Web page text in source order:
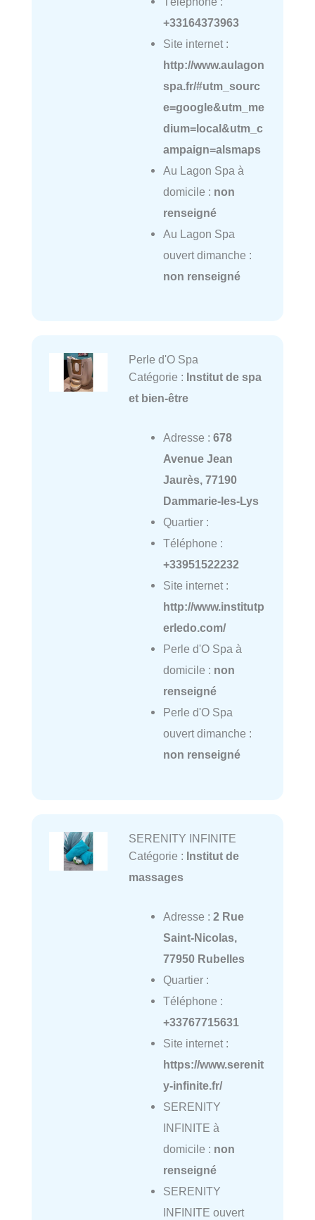
+33164373963
Site internet :
http://www.aulagon
spa.fr/#utm_sourc
e=google&utm_me
dium=local&utm_c
ampaign=alsmaps
Au Lagon Spa à
domicile : non
renseigné
Au Lagon Spa
ouvert dimanche :
non renseigné
Perle d'O Spa
Catégorie : Institut de spa
et bien-être
Adresse : 678
Avenue Jean
Jaurès, 77190
Dammarie-les-Lys
Quartier :
Téléphone :
+33951522232
Site internet :
http://www.institutp
erledo.com/
Perle d'O Spa à
domicile : non
renseigné
Perle d'O Spa
ouvert dimanche :
non renseigné
SERENITY INFINITE
Catégorie : Institut de
massages
Adresse : 2 Rue
Saint-Nicolas,
77950 Rubelles
Quartier :
Téléphone :
+33767715631
Site internet :
https://www.serenit
y-infinite.fr/
SERENITY
INFINITE à
domicile : non
renseigné
SERENITY
INFINITE ouvert